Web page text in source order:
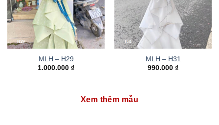
MLH – H29
1.000.000 ₫
MLH – H31
990.000 ₫
Xem thêm mẫu